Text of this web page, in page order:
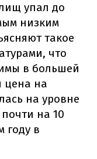
упал до
низким
такое
что
в большей
цена на
на уровне
на 10
году в